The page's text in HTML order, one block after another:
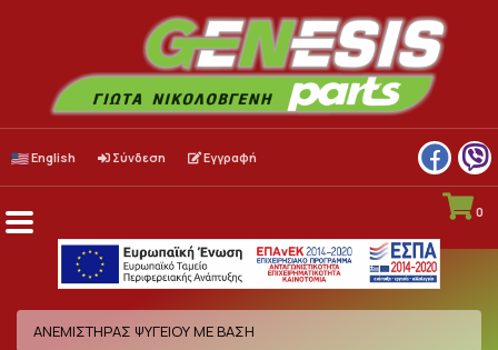
0
English Σύνδεση Εγγραφή
Menu
ΑΝΕΜΙΣΤΗΡΑΣ ΨΥΓΕΙΟΥ ΜΕ ΒΑΣΗ